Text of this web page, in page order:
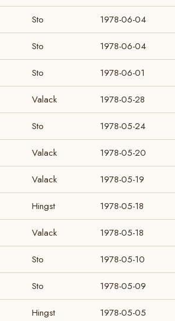
Sto 1978-06-04
Sto 1978-06-04
Sto 1978-06-01
Valack 1978-05-28
Sto 1978-05-24
Valack 1978-05-20
Valack 1978-05-19
Hingst 1978-05-18
Valack 1978-05-18
Sto 1978-05-10
Sto 1978-05-09
Hingst 1978-05-05